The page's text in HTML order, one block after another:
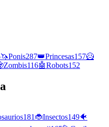
🦄Ponis287👑Princesas157🦸
Zombis116🤖Robots152
181🐞Insectos149🐠